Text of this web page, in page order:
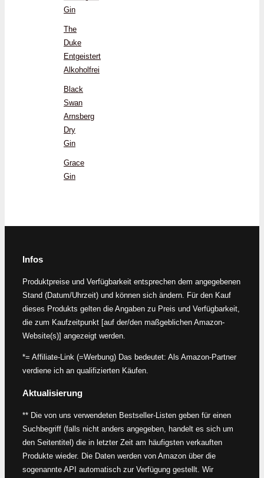
Gin
The
Duke
Entgeistert
Alkoholfrei
Black
Swan
Arnsberg
Dry
Gin
Grace
Gin
Infos
Produktpreise und Verfügbarkeit entsprechen dem angegebenen
Stand (Datum/Uhrzeit) und können sich ändern. Für den Kauf
dieses Produkts gelten die Angaben zu Preis und Verfügbarkeit,
die zum Kaufzeitpunkt [auf der/den maßgeblichen Amazon-
Website(s)] angezeigt werden.
*= Affiliate-Link (=Werbung) Das bedeutet: Als Amazon-Partner
verdiene ich an qualifizierten Käufen.
Aktualisierung
** Die von uns verwendeten Bestseller-Listen geben für einen
Suchbegriff (falls nicht anders angegeben, handelt es sich um
den Seitentitel) die in letzter Zeit am häufigsten verkauften
Produkte wieder. Die Daten werden von Amazon über die
sogenannte API automatisch zur Verfügung gestellt. Wir